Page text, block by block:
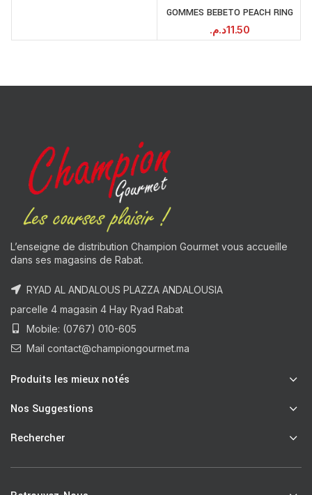
GOMMES BEBETO PEACH RING
11.50د.م.
L’enseigne de distribution Champion Gourmet vous accueille
dans ses magasins de Rabat.
RYAD AL ANDALOUS PLAZZA ANDALOUSIA
parcelle 4 magasin 4 Hay Ryad Rabat
Mobile: (0767) 010-605
Mail contact@championgourmet.ma
Produits les mieux notés
Nos Suggestions
Rechercher